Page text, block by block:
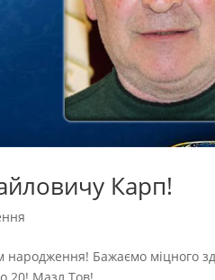
Карп!
Бажаємо міцного